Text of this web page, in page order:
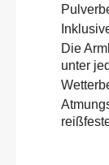
Die
unter